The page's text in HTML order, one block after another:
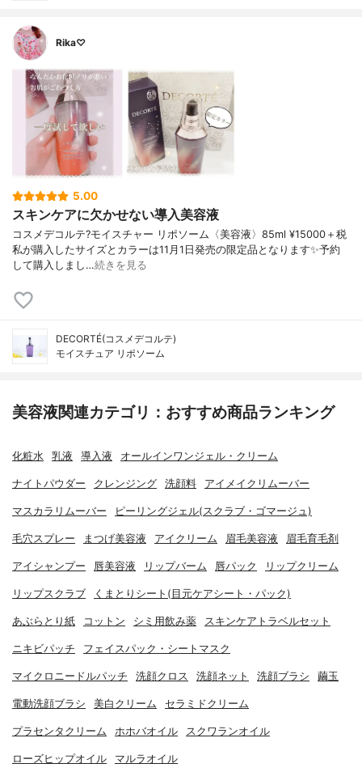
Rika♡
5.00
スキンケアに欠かせない導入美容液
コスメデコルテ?モイスチャー リポソーム〈美容液〉85ml ¥15000＋税
私が購入したサイズとカラーは11月1日発売の限定品となります✨予約
して購入しまし…続きを見る
DECORTÉ(コスメデコルテ)
モイスチュア リポソーム
美容液関連カテゴリ：おすすめ商品ランキング
化粧水 乳液 導入液 オールインワンジェル・クリーム
ナイトパウダー クレンジング 洗顔料 アイメイクリムーバー
マスカラリムーバー ピーリングジェル(スクラブ・ゴマージュ)
毛穴スプレー まつげ美容液 アイクリーム 眉毛美容液 眉毛育毛剤
アイシャンプー 唇美容液 リップバーム 唇パック リップクリーム
リップスクラブ くまとりシート(目元ケアシート・パック)
あぶらとり紙 コットン シミ用飲み薬 スキンケアトラベルセット
ニキビパッチ フェイスパック・シートマスク
マイクロニードルパッチ 洗顔クロス 洗顔ネット 洗顔ブラシ 繭玉
電動洗顔ブラシ 美白クリーム セラミドクリーム
プラセンタクリーム ホホバオイル スクワランオイル
ローズヒップオイル マルラオイル